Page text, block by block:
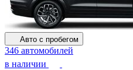
Авто с пробегом
346 автомобилей
в наличии